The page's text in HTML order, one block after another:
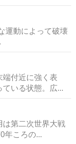
運動によって破壊
付近に強く表
いる状態。広...
は第二次世界大戦
年ころの...